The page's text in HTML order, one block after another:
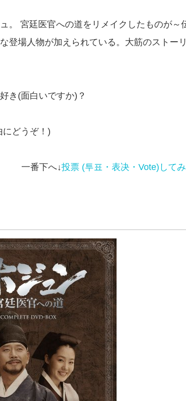
。 宮廷医官への道をリメイクしたものが～
場人物が加えられている。大筋のストー
き(面白いですか)？
どうぞ！)
一番下へ↓投票 (투표・表决・ Vote)して